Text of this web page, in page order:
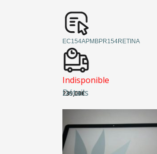
Détails
EC154APMBPR154RETINA
Indisponible
239,00€